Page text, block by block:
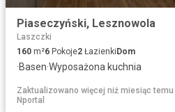
Piaseczyński, Lesznowola
Laszczki
160 m²6 Pokoje2 ŁazienkiDom
·Basen·Wyposażona kuchnia
Zaktualizowano więcej niż miesiąc temu
Nportal